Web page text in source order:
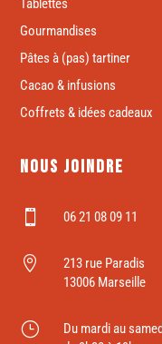
Tablettes
Gourmandises
Pâtes à (pas) tartiner
Cacao & infusions
Coffrets & idées cadeaux
Nous joindre
 06 21 08 09 11

213 rue Paradis
13006 Marseille
}
Du mardi au